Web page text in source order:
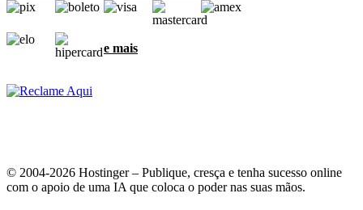
e mais
© 2004-2026 Hostinger – Publique, cresça e tenha sucesso online
com o apoio de uma IA que coloca o poder nas suas mãos.